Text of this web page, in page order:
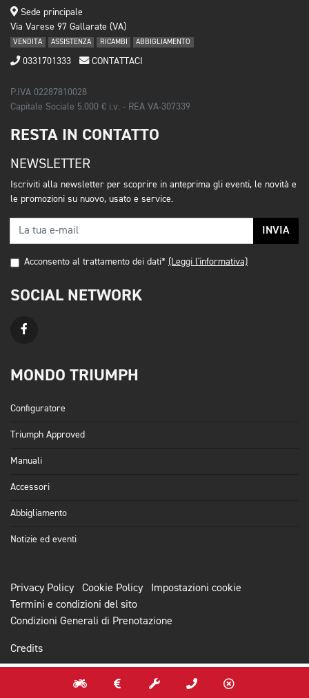
Sede principale
Via Varese 97 Gallarate (VA)
VENDITA ASSISTENZA RICAMBI ABBIGLIAMENTO
0331701333 CONTATTACI
P.IVA 02287810028
Capitale Sociale 5.000 € i.v. - REA VA-307339
RESTA IN CONTATTO
NEWSLETTER
Iscriviti alla newsletter per scoprire in anteprima gli eventi, le novità e
le promozioni su nuovo, usato e service.
INVIA
Acconsento al trattamento dei dati* (Leggi l'informativa)
SOCIAL NETWORK
MONDO TRIUMPH
Configuratore
Triumph Approved
Manuali
Accessori
Abbigliamento
Notizie ed eventi
Privacy Policy Cookie Policy
Impostazioni cookie
Termini e condizioni del sito
Condizioni Generali di Prenotazione
Credits